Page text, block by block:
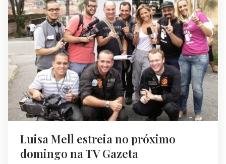
Luisa Mell estreia no próximo
domingo na TV Gazeta